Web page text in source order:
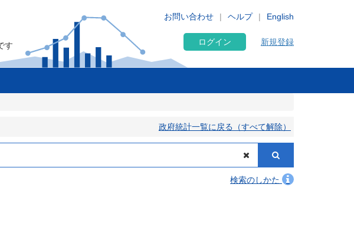
English
お問い合わせ ヘルプ
す ログイン 新規登録
政府統計一覧に戻る（すべて解除）
検索のしかた